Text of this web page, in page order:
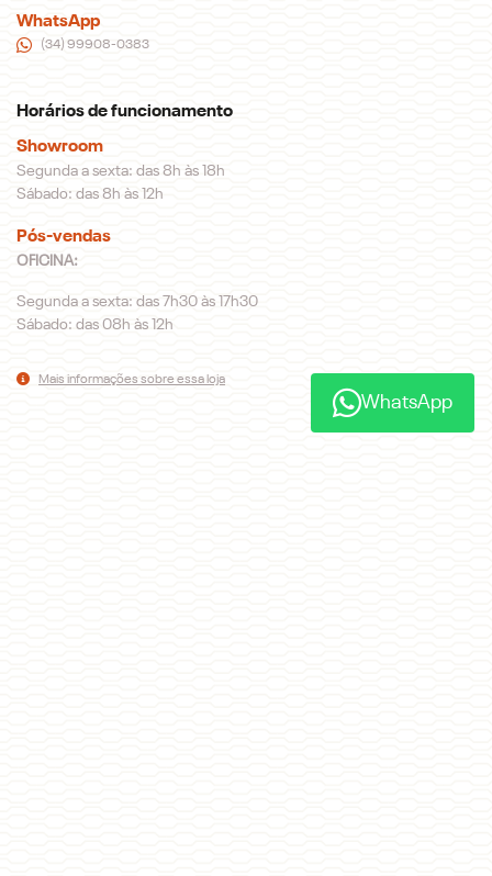
WhatsApp
(34) 99908-0383
Horários de funcionamento
Showroom
Segunda a sexta: das 8h às 18h
Sábado: das 8h às 12h
Pós-vendas
OFICINA:
Segunda a sexta: das 7h30 às 17h30
Sábado: das 08h às 12h
Mais informações sobre essa loja
WhatsApp